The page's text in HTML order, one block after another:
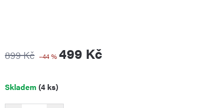
899 Kč –44 % 499 Kč
Měrná
Skladem (4 ks)